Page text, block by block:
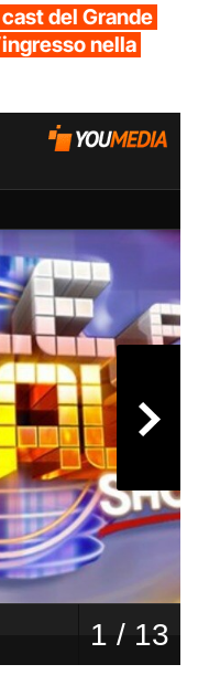
del Grande
nella